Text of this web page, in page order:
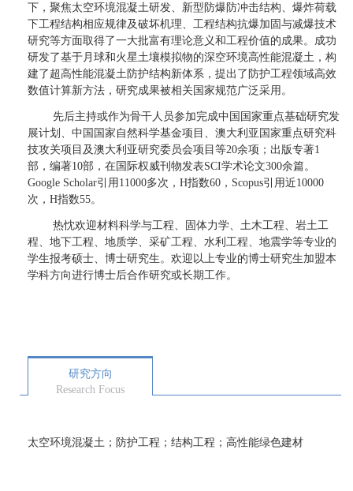
下，聚焦太空环境混凝土研发、新型防爆防冲击结构、爆炸荷载
下工程结构相应规律及破坏机理、工程结构抗爆加固与减爆技术
研究等方面取得了一大批富有理论意义和工程价值的成果。成功
研发了基于月球和火星土壤模拟物的深空环境高性能混凝土，构
建了超高性能混凝土防护结构新体系，提出了防护工程领域高效
数值计算新方法，研究成果被相关国家规范广泛采用。
先后主持或作为骨干人员参加完成中国国家重点基础研究发
展计划、中国国家自然科学基金项目、澳大利亚国家重点研究科
技攻关项目及澳大利亚研究委员会项目等20余项；出版专著1
部，编著10部，在国际权威刊物发表SCI学术论文300余篇。
Google Scholar引用11000多次，H指数60，Scopus引用近10000
次，H指数55。
热忱欢迎材料科学与工程、固体力学、土木工程、岩土工
程、地下工程、地质学、采矿工程、水利工程、地震学等专业的
学生报考硕士、博士研究生。欢迎以上专业的博士研究生加盟本
学科方向进行博士后合作研究或长期工作。
研究方向
Research Focus
太空环境混凝土；防护工程；结构工程；高性能绿色建材